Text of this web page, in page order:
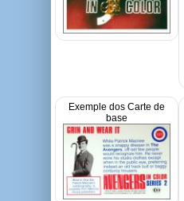
Exemple dos Carte de
base